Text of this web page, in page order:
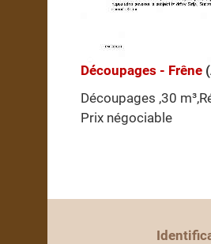
Découpages - Frêne
Découpages ,30
Prix négociable